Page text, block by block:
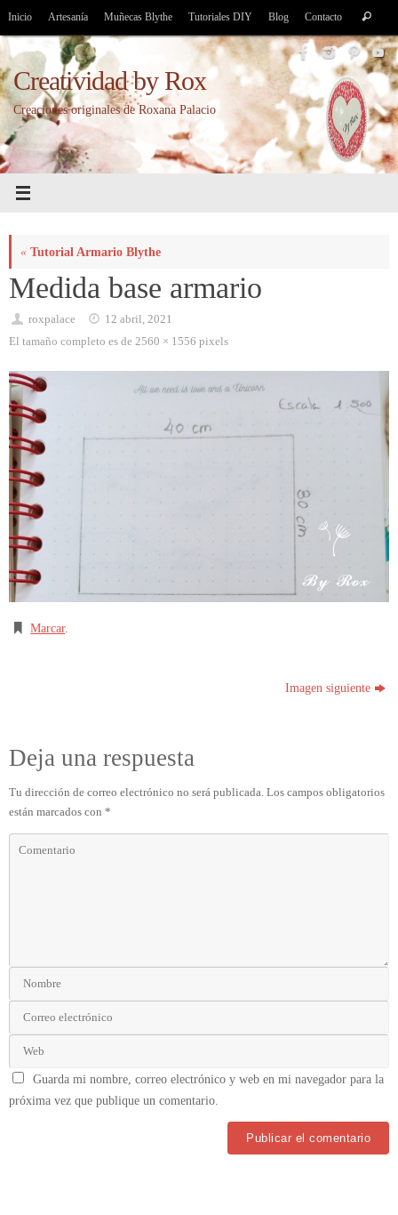
Saltar
contenido
Inicio Artesanía Muñecas Blythe Tutoriales DIY Blog Contacto Buscar
Creatividad by Rox
Creaciones originales de Roxana Palacio
« Tutorial Armario Blythe
Medida base armario
roxpalace
12 abril, 2021
El tamaño completo es de 2560 × 1556 pixels
Marcar.
Imagen siguiente
Deja una respuesta
Tu dirección de correo electrónico no será publicada. Los campos obligatorios
están marcados con *
Guarda mi nombre, correo electrónico y web en mi navegador para la
próxima vez que publique un comentario.